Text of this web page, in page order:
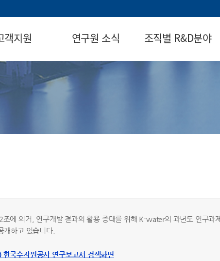
객지원 연구원 소식 조직별 R&D분야
조에 의거, 연구개발 결과의 활용 증대를 위해 K-water의 과년도 연구과제
개하고 있습니다.
국수자원공사 연구보고서 검색화면